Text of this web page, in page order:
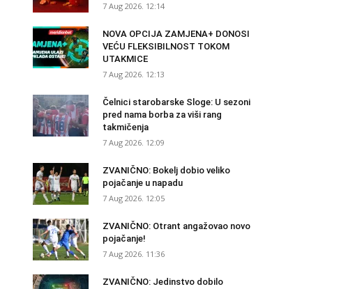
7 Aug 2026. 12:14
NOVA OPCIJA ZAMJENA+ DONOSI
VEĆU FLEKSIBILNOST TOKOM
UTAKMICE
7 Aug 2026. 12:13
Čelnici starobarske Sloge: U sezoni
pred nama borba za viši rang
takmičenja
7 Aug 2026. 12:09
ZVANIČNO: Bokelj dobio veliko
pojačanje u napadu
7 Aug 2026. 12:05
ZVANIČNO: Otrant angažovao novo
pojačanje!
7 Aug 2026. 11:36
ZVANIČNO: Jedinstvo dobilo